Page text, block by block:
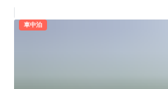
車中泊